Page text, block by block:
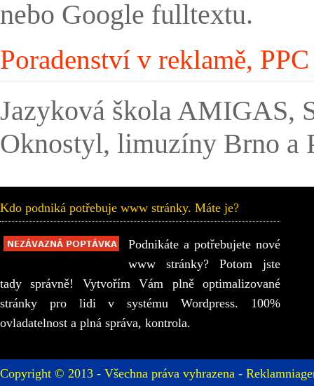
nebo Google fulltextu.
Poradenství v reklamě,
Jazyková škola AMIGAS,
Oknostyl, limuzíny Brno a
Kdo podniká potřebuje www stránky. Máte je?
Podnikáte a potřebujete nové
www stránky? Potom jste
tady správně! Vytvořím Vám plně optimalizované
stránky pro lidi v systému Wordpress. 100%
ovladatelnost a plná správa, kontrola.
Copyright © 2013 - Všechna práva vyhrazena -